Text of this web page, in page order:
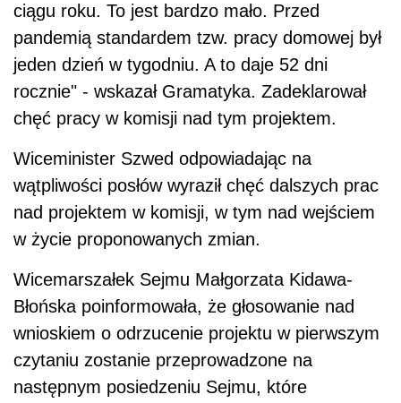
ciągu roku. To jest bardzo mało. Przed
pandemią standardem tzw. pracy domowej był
jeden dzień w tygodniu. A to daje 52 dni
rocznie" - wskazał Gramatyka. Zadeklarował
chęć pracy w komisji nad tym projektem.
Wiceminister Szwed odpowiadając na
wątpliwości posłów wyraził chęć dalszych prac
nad projektem w komisji, w tym nad wejściem
w życie proponowanych zmian.
Wicemarszałek Sejmu Małgorzata Kidawa-
Błońska poinformowała, że głosowanie nad
wnioskiem o odrzucenie projektu w pierwszym
czytaniu zostanie przeprowadzone na
następnym posiedzeniu Sejmu, które